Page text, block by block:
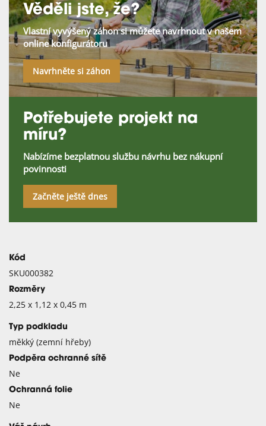
Věděli jste, že?
Vlastní vyvýšený záhon si můžete navrhnout v našem
online konfigurátoru
Navrhněte si záhon
Potřebujete projekt na
míru?
Nabízíme bezplatnou službu návrhu bez nákupní
povinnosti
Začněte ještě dnes
Kód
SKU000382
Rozměry
2,25 x 1,12 x 0,45 m
Typ podkladu
měkký (zemní hřeby)
Podpěra ochranné sítě
Ne
Ochranná folie
Ne